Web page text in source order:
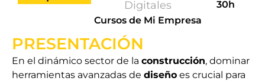
Digitales
Cursos de Mi Empresa
30h
PRESENTACIÓN
En el dinámico sector de la construcción, dominar
herramientas avanzadas de diseño es crucial para